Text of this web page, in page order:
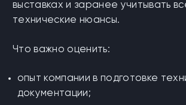
выставках и заранее учитывать
технические нюансы.
Что важно оценить:
опыт компании в подготовке
документации;